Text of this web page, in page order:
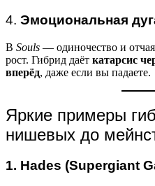
4. Эмоциональная
В Souls — одиночество и
рост. Гибрид даёт катарсис
вперёд, даже если вы падаете.
Яркие примеры
нишевых до
1. Hades (Supergiant